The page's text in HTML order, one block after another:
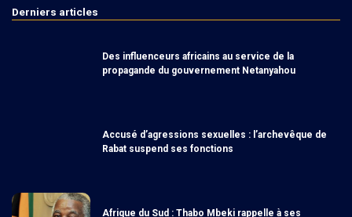
Derniers articles
Des influenceurs africains au service de la
propagande du gouvernement Netanyahou
Accusé d’agressions sexuelles : l’archevêque de
Rabat suspend ses fonctions
Afrique du Sud : Thabo Mbeki rappelle à ses